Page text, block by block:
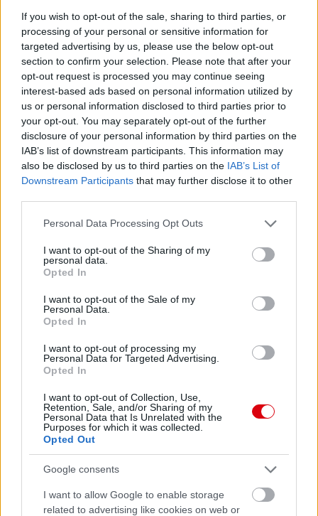
If you wish to opt-out of the sale, sharing to third parties, or
processing of your personal or sensitive information for
targeted advertising by us, please use the below opt-out
section to confirm your selection. Please note that after your
opt-out request is processed you may continue seeing
interest-based ads based on personal information utilized by
us or personal information disclosed to third parties prior to
your opt-out. You may separately opt-out of the further
disclosure of your personal information by third parties on the
IAB’s list of downstream participants. This information may
also be disclosed by us to third parties on the IAB’s List of
Downstream Participants that may further disclose it to other
Please note that this website/app uses one or more Google
not limited to your visit or usage behaviour. You may click to
grant or deny consent to Google and its third-party tags to
use your data for below specified purposes in below Google
consent section.
Personal Data Processing Opt Outs
I want to opt-out of the Sharing of my
personal data.
Opted In
I want to opt-out of the Sale of my
Personal Data.
Opted In
I want to opt-out of processing my
Personal Data for Targeted Advertising.
Opted In
I want to opt-out of Collection, Use,
Retention, Sale, and/or Sharing of my
Personal Data that Is Unrelated with the
Purposes for which it was collected.
Opted Out
Google consents
I want to allow Google to enable storage
related to advertising like cookies on web or
Meccs Center